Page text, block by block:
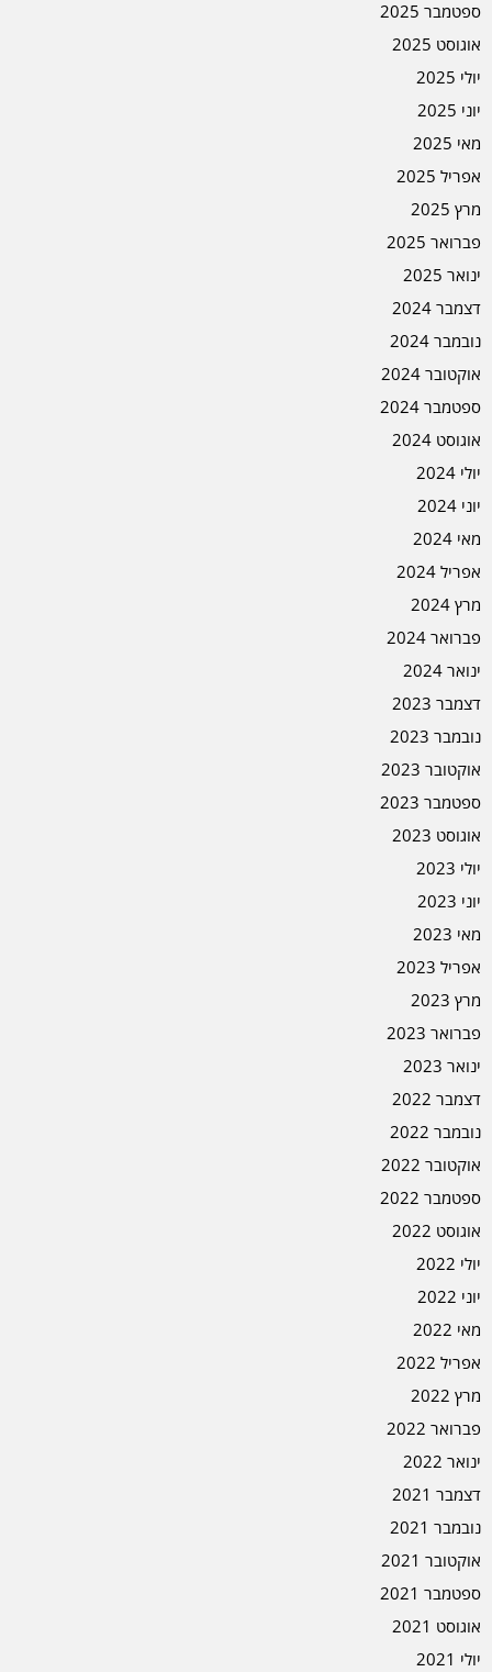
ספטמבר 2025
אוגוסט 2025
יולי 2025
יוני 2025
מאי 2025
אפריל 2025
מרץ 2025
פברואר 2025
ינואר 2025
דצמבר 2024
נובמבר 2024
אוקטובר 2024
ספטמבר 2024
אוגוסט 2024
יולי 2024
יוני 2024
מאי 2024
אפריל 2024
מרץ 2024
פברואר 2024
ינואר 2024
דצמבר 2023
נובמבר 2023
אוקטובר 2023
ספטמבר 2023
אוגוסט 2023
יולי 2023
יוני 2023
מאי 2023
אפריל 2023
מרץ 2023
פברואר 2023
ינואר 2023
דצמבר 2022
נובמבר 2022
אוקטובר 2022
ספטמבר 2022
אוגוסט 2022
יולי 2022
יוני 2022
מאי 2022
אפריל 2022
מרץ 2022
פברואר 2022
ינואר 2022
דצמבר 2021
נובמבר 2021
אוקטובר 2021
ספטמבר 2021
אוגוסט 2021
יולי 2021